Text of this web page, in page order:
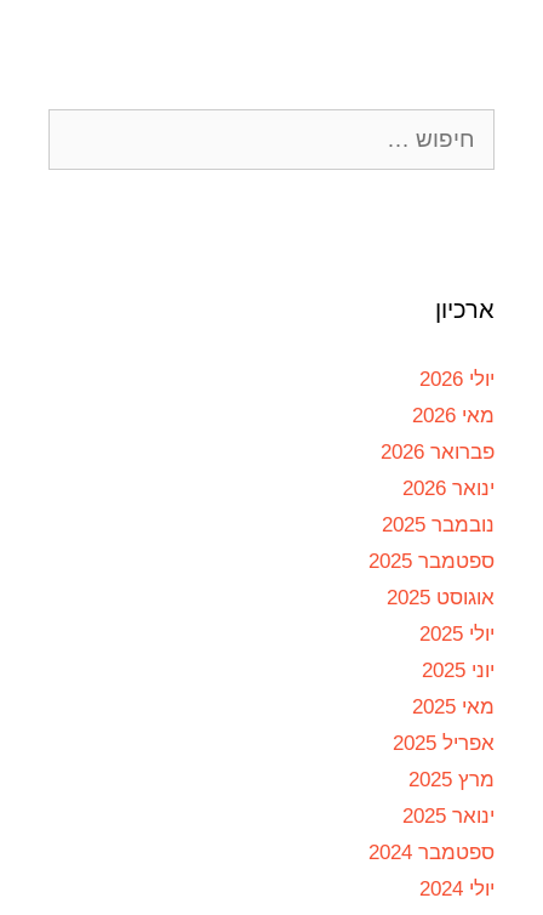
ארכיון
יולי 2026
מאי 2026
פברואר 2026
ינואר 2026
נובמבר 2025
ספטמבר 2025
אוגוסט 2025
יולי 2025
יוני 2025
מאי 2025
אפריל 2025
מרץ 2025
ינואר 2025
ספטמבר 2024
יולי 2024